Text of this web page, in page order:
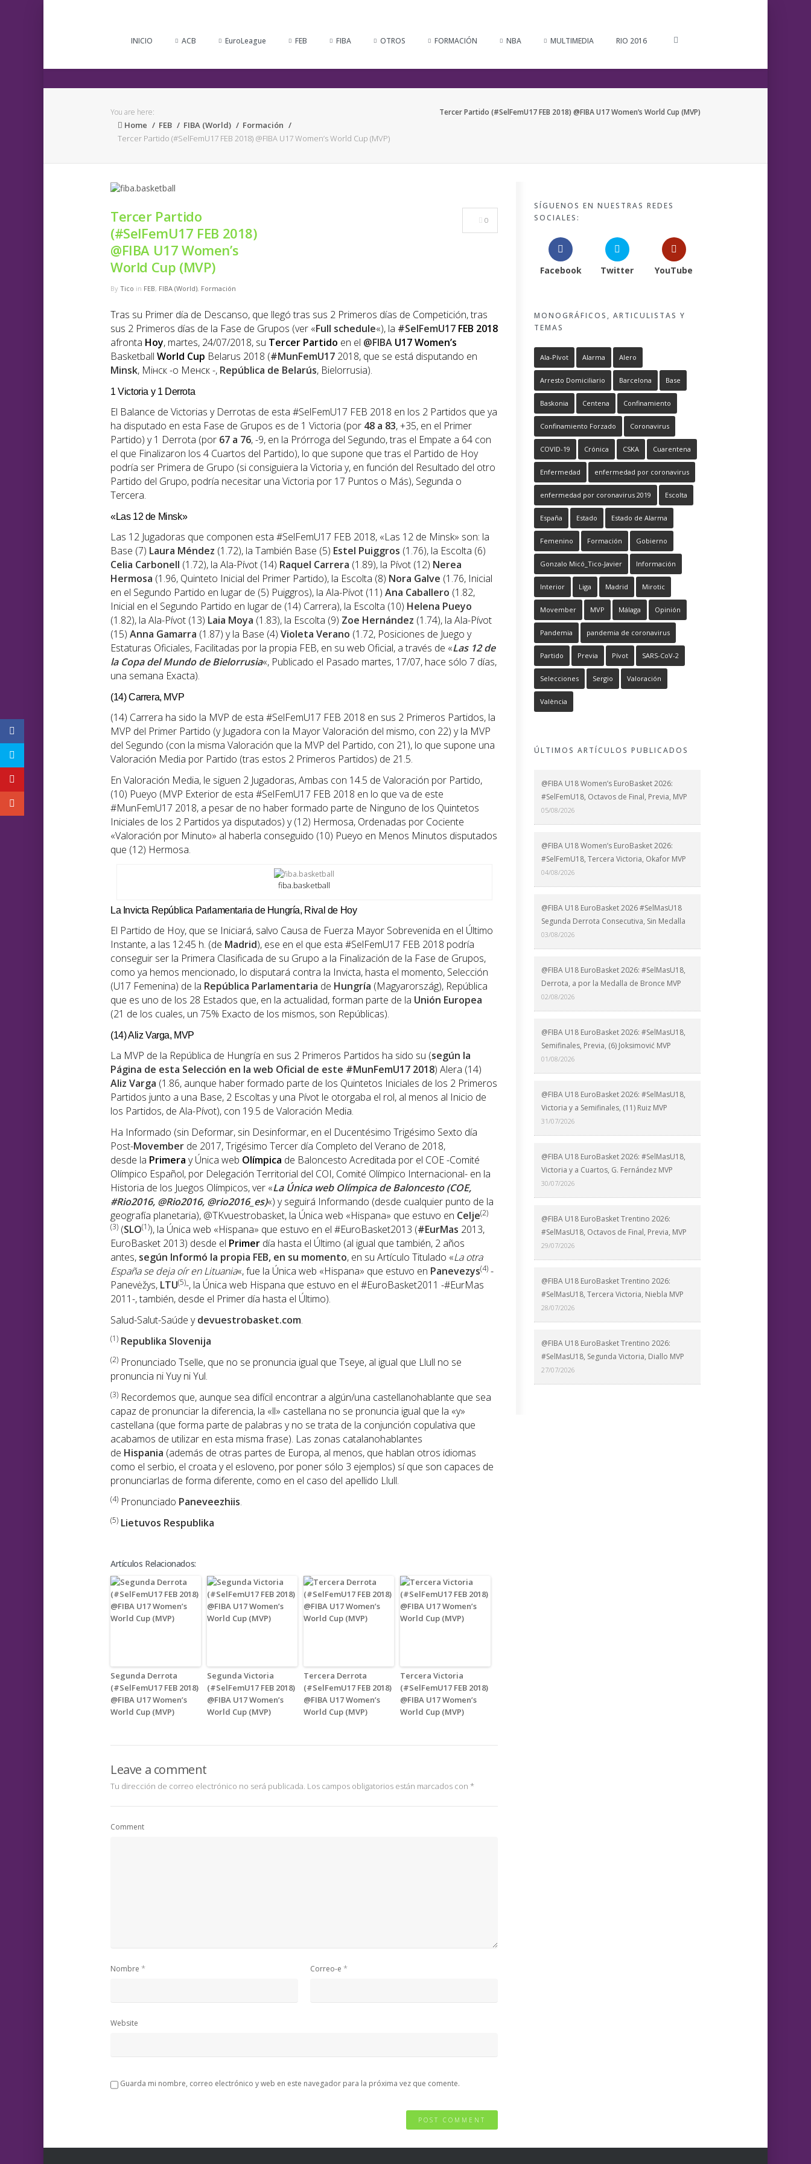
INICIO ACB EuroLeague FEB FIBA OTROS FORMACIÓN NBA MULTIMEDIA RIO 2016
You are here:
Home FEB FIBA (World)
Formación
Tercer Partido (#SelFemU17 FEB 2018) @FIBA U17 Women’s World Cup (MVP)
Tercer Partido (#SelFemU17 FEB 2018) @FIBA U17 Women’s World Cup (MVP)
Tercer Partido
(#SelFemU17 FEB 2018)
@FIBA U17 Women’s
World Cup (MVP)
By Tico in FEB, FIBA (World), Formación
0
Tras su Primer día de Descanso, que llegó tras sus 2 Primeros días de Competición, tras
sus 2 Primeros días de la Fase de Grupos (ver «Full schedule«), la #SelFemU17 FEB 2018
afronta Hoy, martes, 24/07/2018, su Tercer Partido en el @FIBA U17Women’s
Basketball World Cup Belarus 2018 (#MunFemU17 2018, que se está disputando en
Minsk, Мінск -o Менск -, República de Belarús, Bielorrusia).
1 Victoria y 1 Derrota
El Balance de Victorias y Derrotas de esta #SelFemU17 FEB 2018 en los 2 Partidos que ya
ha disputado en esta Fase de Grupos es de 1 Victoria (por 48 a 83, +35, en el Primer
Partido) y 1 Derrota (por 67 a 76, -9, en la Prórroga del Segundo, tras el Empate a 64 con
el que Finalizaron los 4 Cuartos del Partido), lo que supone que tras el Partido de Hoy
podría ser Primera de Grupo (si consiguiera la Victoria y, en función del Resultado del otro
Partido del Grupo, podría necesitar una Victoria por 17 Puntos o Más), Segunda o
Tercera.
«Las 12 de Minsk»
Las 12 Jugadoras que componen esta #SelFemU17 FEB 2018, «Las 12 de Minsk» son: la
Base (7) Laura Méndez (1.72), la También Base (5) Estel Puiggros (1.76), la Escolta (6)
Celia Carbonell (1.72), la Ala-Pívot (14) Raquel Carrera (1.89), la Pívot (12) Nerea
Hermosa (1.96, Quinteto Inicial del Primer Partido), la Escolta (8) Nora Galve (1.76, Inicial
en el Segundo Partido en lugar de (5) Puiggros), la Ala-Pívot (11) Ana Caballero (1.82,
Inicial en el Segundo Partido en lugar de (14) Carrera), la Escolta (10) Helena Pueyo
(1.82), la Ala-Pívot (13) Laia Moya (1.83), la Escolta (9) Zoe Hernández (1.74), la Ala-Pívot
(15) Anna Gamarra (1.87) y la Base (4) Violeta Verano (1.72, Posiciones de Juego y
Estaturas Oficiales, Facilitadas por la propia FEB, en su web Oficial, a través de «Las 12 de
la Copa del Mundo de Bielorrusia«, Publicado el Pasado martes, 17/07, hace sólo 7 días,
una semana Exacta).
(14) Carrera, MVP
(14) Carrera ha sido la MVP de esta #SelFemU17 FEB 2018 en sus 2 Primeros Partidos, la
MVP del Primer Partido (y Jugadora con la Mayor Valoración del mismo, con 22) y la MVP
del Segundo (con la misma Valoración que la MVP del Partido, con 21), lo que supone una
Valoración Media por Partido (tras estos 2 Primeros Partidos) de 21.5.
En Valoración Media, le siguen 2 Jugadoras, Ambas con 14.5 de Valoración por Partido,
(10) Pueyo (MVP Exterior de esta #SelFemU17 FEB 2018 en lo que va de este
#MunFemU17 2018, a pesar de no haber formado parte de Ninguno de los Quintetos
Iniciales de los 2 Partidos ya disputados) y (12) Hermosa, Ordenadas por Cociente
«Valoración por Minuto» al haberla conseguido (10) Pueyo en Menos Minutos disputados
que (12) Hermosa.
fiba.basketball
La Invicta República Parlamentaria de Hungría, Rival de Hoy
El Partido de Hoy, que se Iniciará, salvo Causa de Fuerza Mayor Sobrevenida en el Último
Instante, a las 12:45 h. (de Madrid), ese en el que esta #SelFemU17 FEB 2018 podría
conseguir ser la Primera Clasificada de su Grupo a la Finalización de la Fase de Grupos,
como ya hemos mencionado, lo disputará contra la Invicta, hasta el momento, Selección
(U17 Femenina) de la República Parlamentaria de Hungría (Magyarország), República
que es uno de los 28 Estados que, en la actualidad, forman parte de la Unión Europea
(21 de los cuales, un 75% Exacto de los mismos, son Repúblicas).
(14) Aliz Varga, MVP
La MVP de la República de Hungría en sus 2 Primeros Partidos ha sido su (según la
Página de esta Selección en la web Oficial de este #MunFemU17 2018) Alera (14)
Aliz Varga (1.86, aunque haber formado parte de los Quintetos Iniciales de los 2 Primeros
Partidos junto a una Base, 2 Escoltas y una Pívot le otorgaba el rol, al menos al Inicio de
los Partidos, de Ala-Pívot), con 19.5 de Valoración Media.
Ha Informado (sin Deformar, sin Desinformar, en el Ducentésimo Trigésimo Sexto día
Post-Movember de 2017, Trigésimo Tercer día Completo del Verano de 2018,
desde la Primera y Única web Olímpica de Baloncesto Acreditada por el COE -Comité
Olímpico Español, por Delegación Territorial del COI, Comité Olímpico Internacional- en la
Historia de los Juegos Olímpicos, ver «La Única web Olímpica de Baloncesto (COE,
#Rio2016, @Rio2016, @rio2016_es)«) y seguirá Informando (desde cualquier punto de la
geografía planetaria), @TKvuestrobasket, la Única web «Hispana» que estuvo en Celje(2)
(3) (SLO(1)), la Única web «Hispana» que estuvo en el #EuroBasket2013 (#EurMas 2013,
EuroBasket 2013) desde el Primer día hasta el Último (al igual que también, 2 años
antes, según Informó la propia FEB, en su momento, en su Artículo Titulado «La otra
España se deja oír en Lituania«, fue la Única web «Hispana» que estuvo en Panevezys(4) -
Panevėžys, LTU(5)-, la Única web Hispana que estuvo en el #EuroBasket2011 -#EurMas
2011-, también, desde el Primer día hasta el Último).
Salud-Salut-Saúde ydevuestrobasket.com.
(1) Republika Slovenija
(2) Pronunciado Tselle, que no se pronuncia igual que Tseye, al igual que Llull no se
pronuncia ni Yuy ni Yul.
(3) Recordemos que, aunque sea difícil encontrar a algún/una castellanohablante que sea
capaz de pronunciar la diferencia, la «ll» castellana no se pronuncia igual que la «y»
castellana (que forma parte de palabras y no se trata de la conjunción copulativa que
acabamos de utilizar en esta misma frase). Las zonas catalanohablantes
de Hispania (además de otras partes de Europa, al menos, que hablan otros idiomas
como el serbio, el croata y el esloveno, por poner sólo 3 ejemplos) sí que son capaces de
pronunciarlas de forma diferente, como en el caso del apellido Llull.
(4) Pronunciado Paneveezhiis.
(5) Lietuvos Respublika
Artículos Relacionados:
Segunda Derrota
(#SelFemU17 FEB 2018)
@FIBA U17 Women’s
World Cup (MVP)
Segunda Victoria
(#SelFemU17 FEB 2018)
@FIBA U17 Women’s
World Cup (MVP)
Tercera Derrota
(#SelFemU17 FEB 2018)
@FIBA U17 Women’s
World Cup (MVP)
Tercera Victoria
(#SelFemU17 FEB 2018)
@FIBA U17 Women’s
World Cup (MVP)
Leave a comment
Tu dirección de correo electrónico no será publicada. Los campos obligatorios están marcados con *
Comment
Nombre * Correo-e *
Website
Guarda mi nombre, correo electrónico y web en este navegador para la próxima vez que comente.
SÍGUENOS EN NUESTRAS REDES
SOCIALES:
Facebook Twitter YouTube
MONOGRÁFICOS, ARTICULISTAS Y
TEMAS
Ala-Pívot Alarma Alero
Arresto Domiciliario Barcelona Base
Baskonia Centena Confinamiento
Confinamiento Forzado Coronavirus
COVID-19 Crónica CSKA Cuarentena
Enfermedad enfermedad por coronavirus
enfermedad por coronavirus 2019 Escolta
España Estado Estado de Alarma
Femenino Formación Gobierno
Gonzalo Micó_Tico-Javier Información
Interior Liga Madrid Mirotic
Movember MVP Málaga Opinión
Pandemia pandemia de coronavirus
Partido Previa Pívot SARS-CoV-2
Selecciones Sergio Valoración
València
ÚLTIMOS ARTÍCULOS PUBLICADOS
@FIBA U18 Women’s EuroBasket 2026:
#SelFemU18, Octavos de Final, Previa, MVP
05/08/2026
@FIBA U18 Women’s EuroBasket 2026:
#SelFemU18, Tercera Victoria, Okafor MVP
04/08/2026
@FIBA U18 EuroBasket 2026 #SelMasU18
Segunda Derrota Consecutiva, Sin Medalla
03/08/2026
@FIBA U18 EuroBasket 2026: #SelMasU18,
Derrota, a por la Medalla de Bronce MVP
02/08/2026
@FIBA U18 EuroBasket 2026: #SelMasU18,
Semifinales, Previa, (6) Joksimović MVP
01/08/2026
@FIBA U18 EuroBasket 2026: #SelMasU18,
Victoria y a Semifinales, (11) Ruiz MVP
31/07/2026
@FIBA U18 EuroBasket 2026: #SelMasU18,
Victoria y a Cuartos, G. Fernández MVP
30/07/2026
@FIBA U18 EuroBasket Trentino 2026:
#SelMasU18, Octavos de Final, Previa, MVP
29/07/2026
@FIBA U18 EuroBasket Trentino 2026:
#SelMasU18, Tercera Victoria, Niebla MVP
28/07/2026
@FIBA U18 EuroBasket Trentino 2026:
#SelMasU18, Segunda Victoria, Diallo MVP
27/07/2026